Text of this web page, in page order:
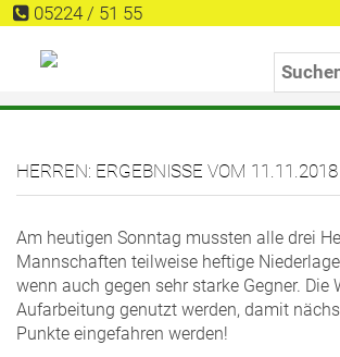
05224 / 51 55
HERREN: ERGEBNISSE VOM 11.11.2018
Am heutigen Sonntag mussten alle drei
Mannschaften teilweise heftige
wenn auch gegen sehr starke Gegner. Die
Aufarbeitung genutzt werden, damit
Punkte eingefahren werden!